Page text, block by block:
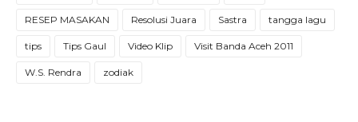
RESEP MASAKAN Resolusi Juara Sastra tangga lagu
tips Tips Gaul Video Klip Visit Banda Aceh 2011
W.S. Rendra zodiak